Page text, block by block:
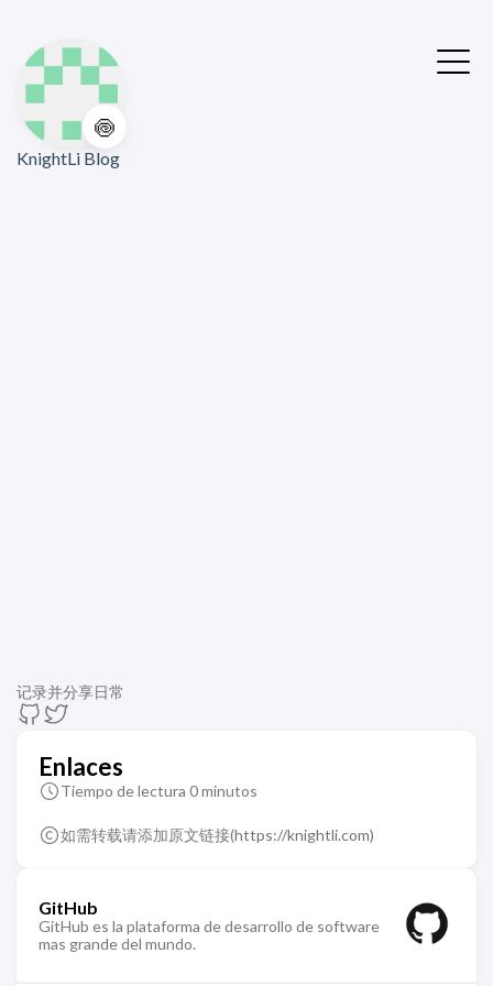
🍥
KnightLi Blog
记录并分享日常
Enlaces
Tiempo de lectura 0 minutos
如需转载请添加原文链接(https://knightli.com)
GitHub
GitHub es la plataforma de desarrollo de software
mas grande del mundo.